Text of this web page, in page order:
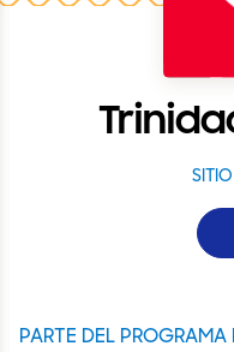
PARTE DEL